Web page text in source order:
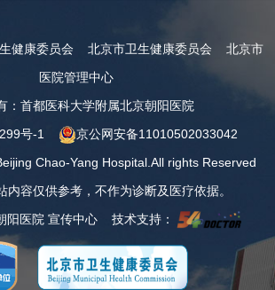
健康委员会 北京市卫生健康委员会
北京市
医院管理中心
：首都医科大学附属北京朝阳医院
号-1
京公网安备11010502033042
Chao-Yang Hospital.All rights Reserved
内容仅供参考，不作为诊断及医疗依据。
阳医院 宣传中心 技术支持：